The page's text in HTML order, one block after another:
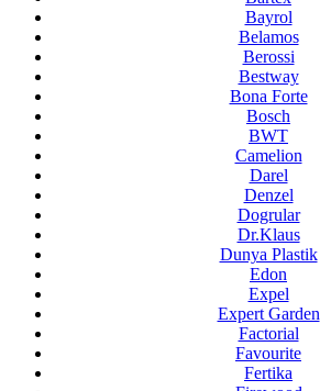
Bayrol
Belamos
Berossi
Bestway
Bona Forte
Bosch
BWT
Camelion
Darel
Denzel
Dogrular
Dr.Klaus
Dunya Plastik
Edon
Expel
Expert Garden
Factorial
Favourite
Fertika